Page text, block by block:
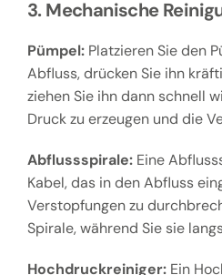
3. Mechanische
Pümpel:Platzieren Sie den
Abfluss, drücken Sie ihn
ziehen Sie ihn dann schnell
Druck zu erzeugen und die
Abflussspirale:Eine
Kabel, das in den Abfluss
Verstopfungen zu
Spirale, während Sie sie
Hochdruckreiniger:Ein